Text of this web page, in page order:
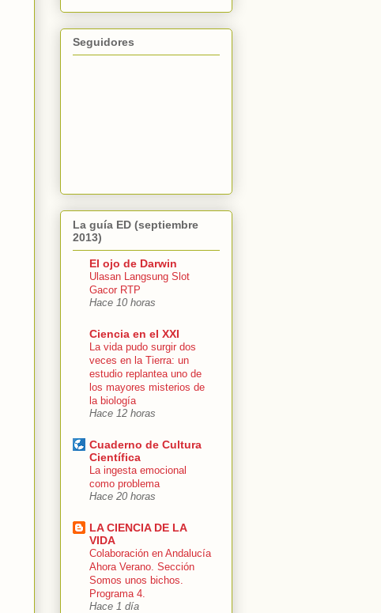
Seguidores
La guía ED (septiembre
2013)
El ojo de Darwin
Ulasan Langsung Slot
Gacor RTP
Hace 10 horas
Ciencia en el XXI
La vida pudo surgir dos
veces en la Tierra: un
estudio replantea uno de
los mayores misterios de
la biología
Hace 12 horas
Cuaderno de Cultura
Científica
La ingesta emocional
como problema
Hace 20 horas
LA CIENCIA DE LA
VIDA
Colaboración en Andalucía
Ahora Verano. Sección
Somos unos bichos.
Programa 4.
Hace 1 día